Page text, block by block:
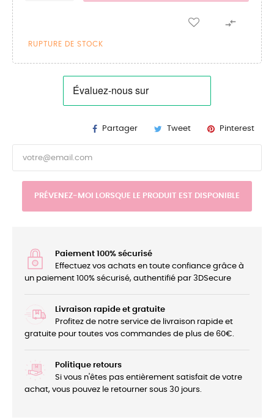

RUPTURE DE STOCK
Partager Tweet Pinterest
PRÉVENEZ-MOI LORSQUE LE PRODUIT EST DISPONIBLE
Paiement 100% sécurisé
Effectuez vos achats en toute confiance grâce à
un paiement 100% sécurisé, authentifié par 3DSecure
Livraison rapide et gratuite
Profitez de notre service de livraison rapide et
gratuite pour toutes vos commandes de plus de 60€.
Politique retours
Si vous n'êtes pas entièrement satisfait de votre
achat, vous pouvez le retourner sous 30 jours.